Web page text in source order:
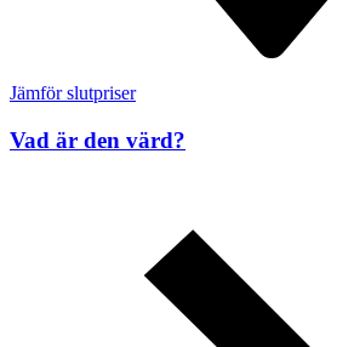
Jämför slutpriser
Vad är den värd?